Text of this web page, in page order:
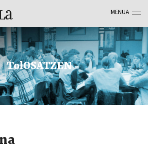
TolOSATZEN
MENUA